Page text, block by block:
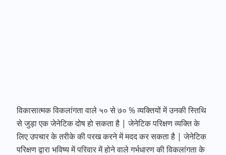
विकासात्मक विकलांगता वाले ५० से ७० % व्यक्तियों में उनकी स्तिथि
से जुड़ा एक जेनेटिक दोष हो सकता है | जेनेटिक परिक्षण व्यक्ति के
लिए उपचार के तरीके की परख करने में मदद कर सकता है | जेनेटिक
परिक्षण द्वारा भविष्य में परिवार में होने वाले गर्भधारण की विकलांगता के